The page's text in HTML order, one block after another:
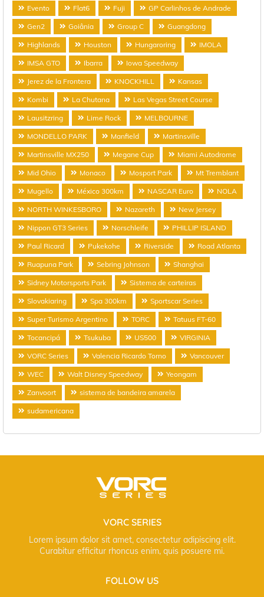
Evento Flat6 Fuji GP Carlinhos de Andrade
Gen2 Goiânia Group C Guangdong
Highlands Houston Hungaroring IMOLA
IMSA GTO Ibarra Iowa Speedway
Jerez de la Frontera KNOCKHILL Kansas
Kombi La Chutana Las Vegas Street Course
Lausitzring Lime Rock MELBOURNE
MONDELLO PARK Manfield Martinsville
Martinsville MX250 Megane Cup Miami Autodrome
Mid Ohio Monaco Mosport Park Mt Tremblant
Mugello México 300km NASCAR Euro NOLA
NORTH WINKESBORO Nazareth New Jersey
Nippon GT3 Series Norschleife PHILLIP ISLAND
Paul Ricard Pukekohe Riverside Road Atlanta
Ruapuna Park Sebring Johnson Shanghai
Sidney Motorsports Park Sistema de carteiras
Slovakiaring Spa 300km Sportscar Series
Super Turismo Argentino TORC Tatuus FT-60
Tocancipá Tsukuba US500 VIRGINIA
VORC Series Valencia Ricardo Torno Vancouver
WEC Walt Disney Speedway Yeongam
Zanvoort sistema de bandeira amarela
sudamericana
VORC SERIES
Lorem ipsum dolor sit amet, consectetur adipiscing elit.
Curabitur efficitur rhoncus enim, quis posuere mi.
FOLLOW US